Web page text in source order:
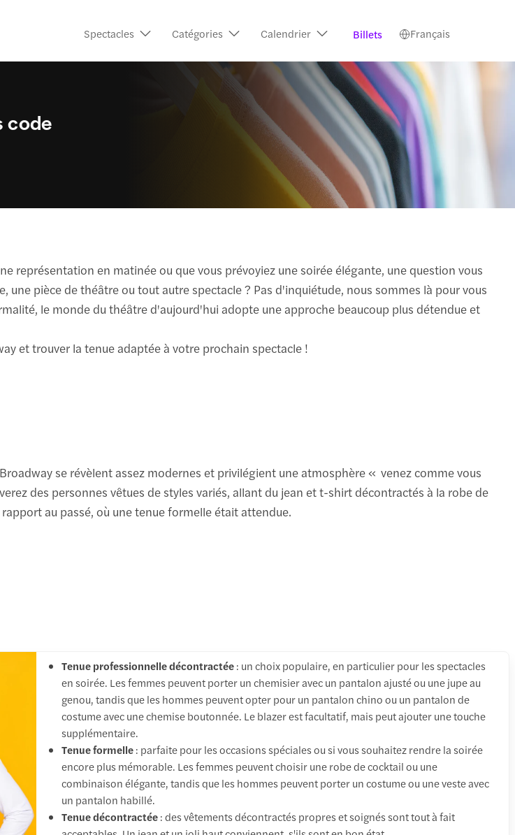
Spectacles Catégories Calendrier Billets Français
code
représentation en matinée ou que vous prévoyiez une soirée élégante, une question vous
pièce de théâtre ou tout autre spectacle ? Pas d'inquiétude, nous sommes là pour vous
le monde du théâtre d'aujourd'hui adopte une approche beaucoup plus détendue et
et trouver la tenue adaptée à votre prochain spectacle !
se révèlent assez modernes et privilégient une atmosphère « venez comme vous
des personnes vêtues de styles variés, allant du jean et t-shirt décontractés à la robe de
au passé, où une tenue formelle était attendue.
Tenue professionnelle décontractée: un choix populaire, en particulier pour les spectacles
en soirée. Les femmes peuvent porter un chemisier avec un pantalon ajusté ou une jupe au
genou, tandis que les hommes peuvent opter pour un pantalon chino ou un pantalon de
costume avec une chemise boutonnée. Le blazer est facultatif, mais peut ajouter une touche
supplémentaire.
Tenue formelle: parfaite pour les occasions spéciales ou si vous souhaitez rendre la soirée
encore plus mémorable. Les femmes peuvent choisir une robe de cocktail ou une
combinaison élégante, tandis que les hommes peuvent porter un costume ou une veste avec
un pantalon habillé.
Tenue décontractée: des vêtements décontractés propres et soignés sont tout à fait